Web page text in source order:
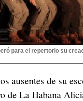
para el repertorio su
ausentes de su
de La Habana